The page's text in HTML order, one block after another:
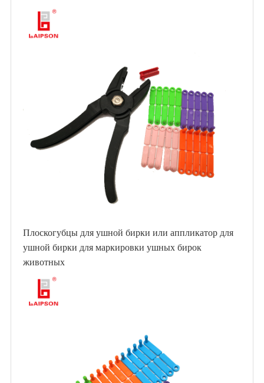
Плоскогубцы для ушной бирки или аппликатор для
ушной бирки для маркировки ушных бирок
животных